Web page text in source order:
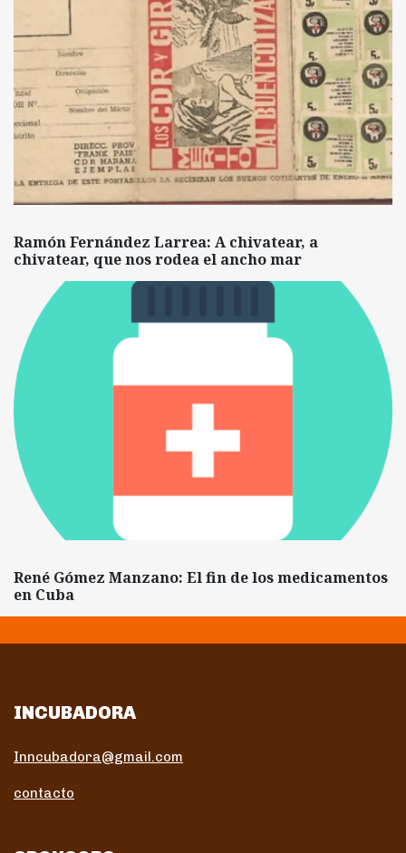
Ramón Fernández Larrea: A chivatear, a
chivatear, que nos rodea el ancho mar
René Gómez Manzano: El fin de los medicamentos
en Cuba
INCUBADORA
Inncubadora@gmail.com
contacto